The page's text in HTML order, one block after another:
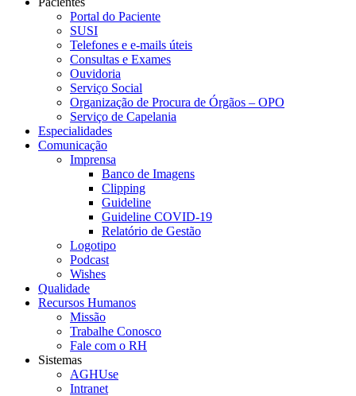
Portal do Paciente
SUSI
Telefones e e-mails úteis
Consultas e Exames
Ouvidoria
Serviço Social
Organização de Procura de Órgãos – OPO
Serviço de Capelania
Especialidades
Comunicação
Imprensa
Banco de Imagens
Clipping
Guideline
Guideline COVID-19
Relatório de Gestão
Logotipo
Podcast
Wishes
Qualidade
Recursos Humanos
Missão
Trabalhe Conosco
Fale com o RH
Sistemas
AGHUse
Intranet